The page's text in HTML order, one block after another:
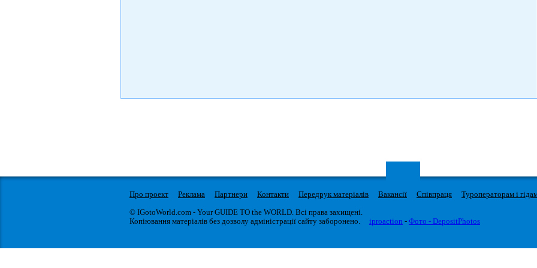
Про проект Реклама Партнери Контакти Передрук матеріалів Вакансії Співпраця Туроператорам і
© IGotoWorld.com - Your GUIDE TO the WORLD. Всі права захищені.
Копіювання матеріалів без дозволу адміністрації сайту заборонено.
iproaction - Фото - DepositPhotos